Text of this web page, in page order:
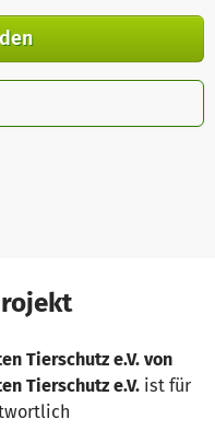
Tierschutz e.V. von
Tierschutz e.V. ist für